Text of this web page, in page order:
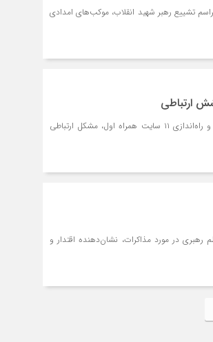
تشییع رهبر شهید انقلاب، موکب‌های امدادی
فرماندار کوهدشت، گفت: با برنامه‌ریزی‌های صورت‌گرفته و راه‌اندازی ۱۱ سایت همراه اول، مشکل ارتباطی
در مورد مذاکرات، نشان‌دهنده اقتدار و